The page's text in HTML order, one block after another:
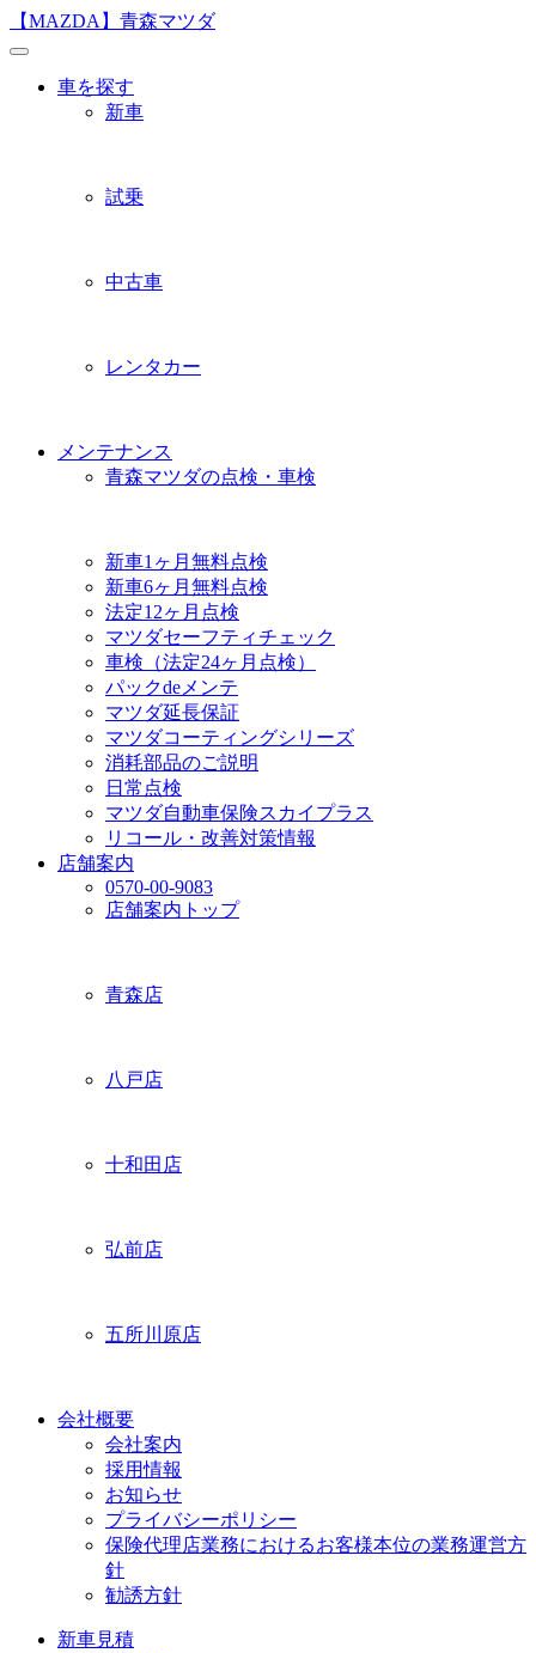
Skip
content
【MAZDA】青森マツダ
車を探す
新車
試乗
中古車
レンタカー
メンテナンス
青森マツダの点検・車検
新車1ヶ月無料点検
新車6ヶ月無料点検
法定12ヶ月点検
マツダセーフティチェック
車検（法定24ヶ月点検）
パックdeメンテ
マツダ延長保証
マツダコーティングシリーズ
消耗部品のご説明
日常点検
マツダ自動車保険スカイプラス
リコール・改善対策情報
店舗案内
0570-00-9083
店舗案内トップ
青森店
八戸店
十和田店
弘前店
五所川原店
会社概要
会社案内
採用情報
お知らせ
プライバシーポリシー
保険代理店業務におけるお客様本位の業務運営方
針
勧誘方針
新車見積